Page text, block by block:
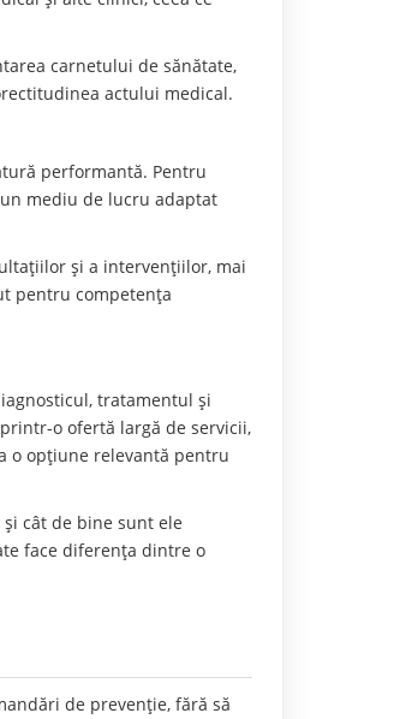
carnetului de sănătate,
actului medical.
performantă. Pentru
mediu de lucru adaptat
și a intervențiilor, mai
pentru competența
tratamentul și
o ofertă largă de servicii,
o opțiune relevantă pentru
cât de bine sunt ele
face diferența dintre o
de prevenție, fără să